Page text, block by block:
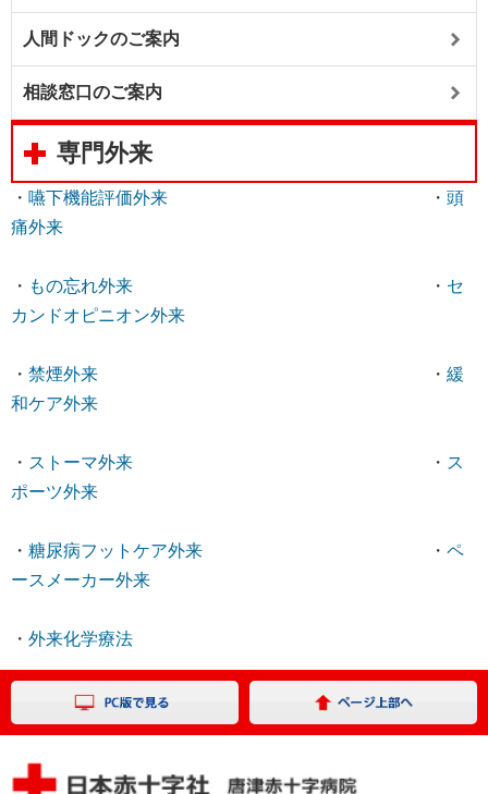
人間ドックのご案内
相談窓口のご案内
専門外来
・ 嚥下機能評価外来 ・ 頭
痛外来
・ もの忘れ外来 ・ セ
カンドオピニオン外来
・ 禁煙外来 ・ 緩
和ケア外来
・ ストーマ外来 ・ ス
ポーツ外来
・ 糖尿病フットケア外来 ・ ペ
ースメーカー外来
・ 外来化学療法